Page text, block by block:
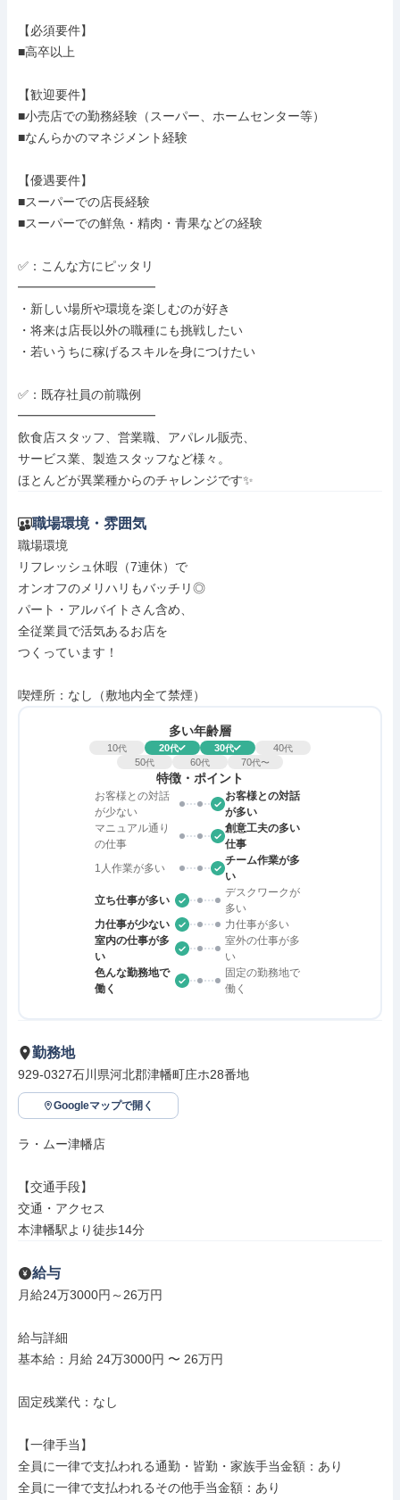
【必須要件】
■高卒以上
【歓迎要件】
■小売店での勤務経験（スーパー、ホームセンター等）
■なんらかのマネジメント経験
【優遇要件】
■スーパーでの店長経験
■スーパーでの鮮魚・精肉・青果などの経験
✅：こんな方にピッタリ
━━━━━━━━━━━
・新しい場所や環境を楽しむのが好き
・将来は店長以外の職種にも挑戦したい
・若いうちに稼げるスキルを身につけたい
✅：既存社員の前職例
━━━━━━━━━━━
飲食店スタッフ、営業職、アパレル販売、
サービス業、製造スタッフなど様々。
ほとんどが異業種からのチャレンジです✨
職場環境・雰囲気
職場環境
リフレッシュ休暇（7連休）で
オンオフのメリハリもバッチリ◎
パート・アルバイトさん含め、
全従業員で活気あるお店を
つくっています！
喫煙所：なし（敷地内全て禁煙）
多い年齢層
10代 20代 30代 40代
50代 60代 70代〜
特徴・ポイント
お客様との対話
が少ない
お客様との対話
が多い
マニュアル通り
の仕事
創意工夫の多い
仕事
1人作業が多い
チーム作業が多
い
立ち仕事が多い
デスクワークが
多い
力仕事が少ない
力仕事が多い
室内の仕事が多
い
室外の仕事が多
い
色んな勤務地で
働く
固定の勤務地で
働く
勤務地
929-0327石川県河北郡津幡町庄ホ28番地
Googleマップで開く
ラ・ムー津幡店
【交通手段】
交通・アクセス
本津幡駅より徒歩14分
給与
月給24万3000円～26万円
給与詳細
基本給：月給 24万3000円 〜 26万円
固定残業代：なし
【一律手当】
全員に一律で支払われる通勤・皆勤・家族手当金額：あり
全員に一律で支払われるその他手当金額：あり